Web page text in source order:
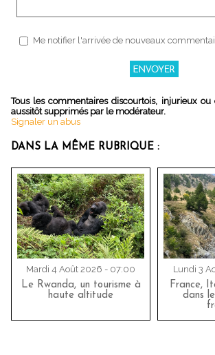
Me notifier l'arrivée de nouveaux
Tous les commentaires discourtois, injurieux ou
aussitôt supprimés par le modérateur.
Signaler un abus
DANS LA MÊME RUBRIQUE :
Mardi 4 Août 2026 - 07:00
Le Rwanda, un tourisme à
haute altitude
Lundi 3
France,
dans